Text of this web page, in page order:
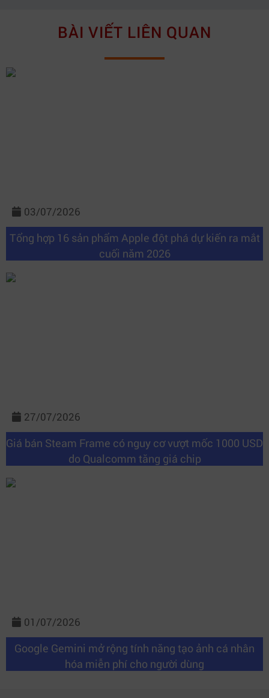
BÀI VIẾT LIÊN QUAN
03/07/2026
Tổng hợp 16 sản phẩm Apple đột phá dự kiến ra mắt
cuối năm 2026
27/07/2026
Giá bán Steam Frame có nguy cơ vượt mốc 1000 USD
do Qualcomm tăng giá chip
01/07/2026
Google Gemini mở rộng tính năng tạo ảnh cá nhân
hóa miễn phí cho người dùng